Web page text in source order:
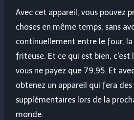
Avec cet appareil, vous pouvez
choses en même temps, sans
continuellement entre le four,
friteuse. Et ce qui est bien, c'est
vous ne payez que 79,95. Et
obtenez un appareil qui fera des
supplémentaires lors de la
monde.